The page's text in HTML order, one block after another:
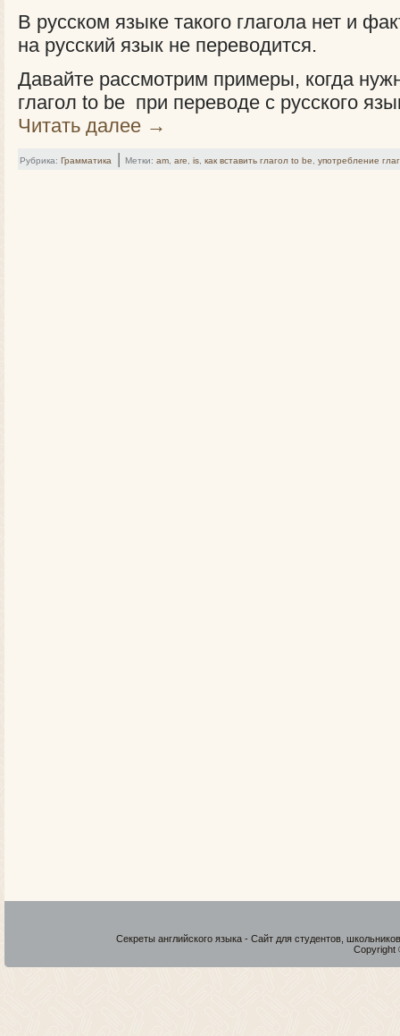
В русском языке такого глагола нет и
на русский язык не переводится.
Давайте рассмотрим примеры, когда
глагол to be при переводе с русского
Читать далее →
Рубрика: Грамматика | Метки: am are is как вставить глагол to be употребление
Секреты английского языка - Сайт для студентов,
Copyright